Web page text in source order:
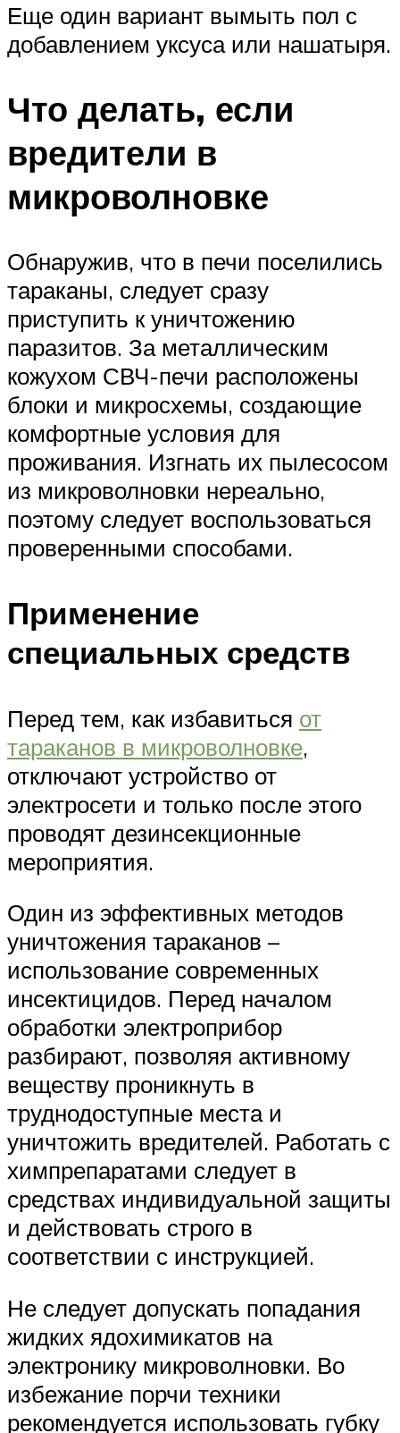
Еще один вариант вымыть пол с
добавлением уксуса или нашатыря.
Что делать, если
вредители в
микроволновке
Обнаружив, что в печи поселились
тараканы, следует сразу
приступить к уничтожению
паразитов. За металлическим
кожухом СВЧ-печи расположены
блоки и микросхемы, создающие
комфортные условия для
проживания. Изгнать их пылесосом
из микроволновки нереально,
поэтому следует воспользоваться
проверенными способами.
Применение
специальных средств
Перед тем, как избавиться от
тараканов в микроволновке,
отключают устройство от
электросети и только после этого
проводят дезинсекционные
мероприятия.
Один из эффективных методов
уничтожения тараканов –
использование современных
инсектицидов. Перед началом
обработки электроприбор
разбирают, позволяя активному
веществу проникнуть в
труднодоступные места и
уничтожить вредителей. Работать с
химпрепаратами следует в
средствах индивидуальной защиты
и действовать строго в
соответствии с инструкцией.
Не следует допускать попадания
жидких ядохимикатов на
электронику микроволновки. Во
избежание порчи техники
рекомендуется использовать губку